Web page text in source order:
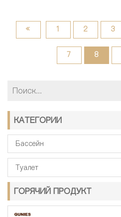
КАТЕГОРИИ
Бассейн
Туалет
ГОРЯЧИЙ ПРОДУКТ
« 1 2 3
7 8